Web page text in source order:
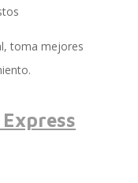
toma mejores